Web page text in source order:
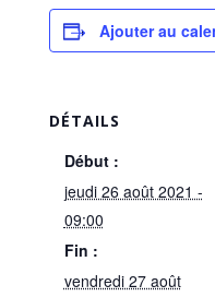
Ajouter au
DÉTAILS
Début :
jeudi 26 août 2021 -
09:00
Fin :
vendredi 27 août